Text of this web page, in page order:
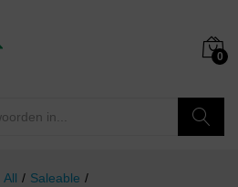
0
All / Saleable /